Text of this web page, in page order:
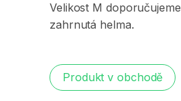
Velikost M doporučujeme
zahrnutá helma.
Produkt v obchodě